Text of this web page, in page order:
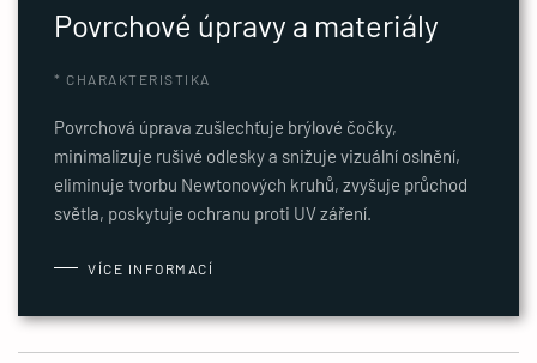
Povrchové úpravy a materiály
* CHARAKTERISTIKA
Povrchová úprava zušlechťuje brýlové čočky,
minimalizuje rušivé odlesky a snižuje vizuální oslnění,
eliminuje tvorbu Newtonových kruhů, zvyšuje průchod
světla, poskytuje ochranu proti UV záření.
VÍCE INFORMACÍ